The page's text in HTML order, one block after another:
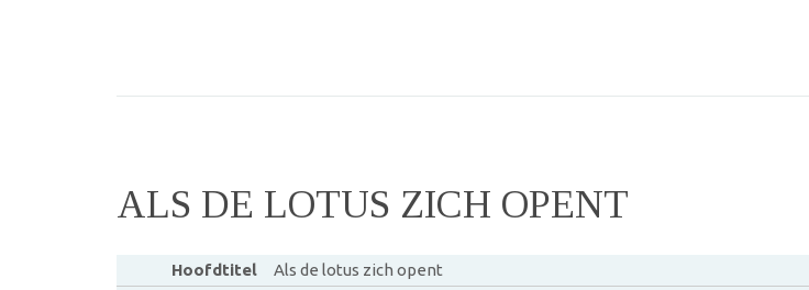
ALS DE LOTUS ZICH OPENT
Hoofdtitel
Als de lotus zich opent